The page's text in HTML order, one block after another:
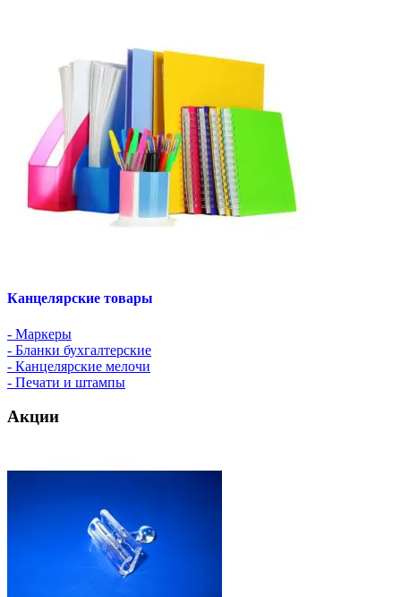
Канцелярские товары
- Маркеры
- Бланки бухгалтерские
- Канцелярские мелочи
- Печати и штампы
Акции